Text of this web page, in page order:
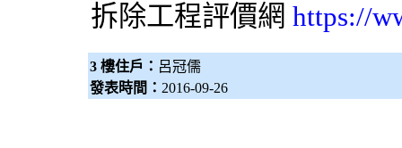
拆除工程評價網 https://
3 樓住戶： 呂冠儒
發表時間： 2016-09-26